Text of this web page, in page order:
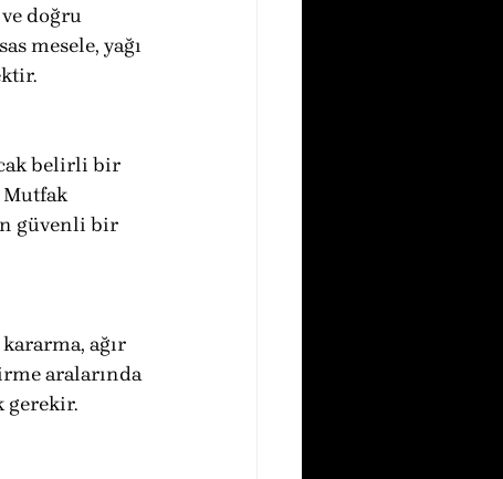
doğru
mesele, yağı
belirli bir
Mutfak
güvenli bir
ağır
aralarında
gerekir.